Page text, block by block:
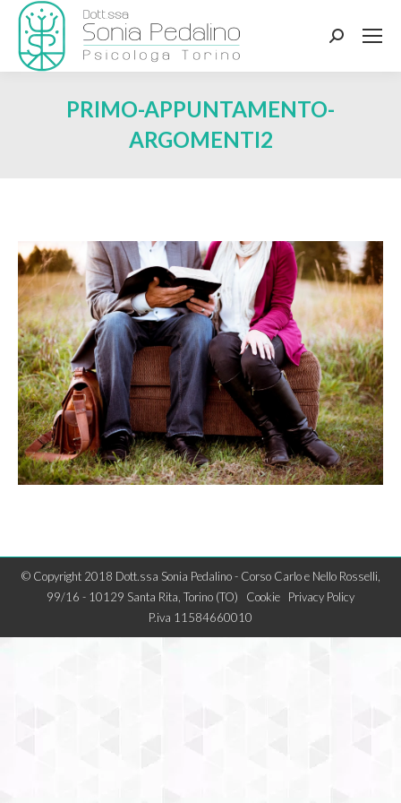
Search:
PRIMO-APPUNTAMENTO-
ARGOMENTI2
© Copyright 2018 Dott.ssa Sonia Pedalino - Corso Carlo e Nello Rosselli,
99/16 - 10129 Santa Rita, Torino (TO) Cookie
Privacy Policy
P.iva 11584660010